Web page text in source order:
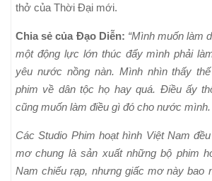
thở của Thời Đại mới.
Chia sẻ của Đạo Diễn: “Mình muốn làm
một động lực lớn thúc đẩy mình phải
yêu nước nồng nàn. Mình nhìn thấy
phim về dân tộc họ hay quá. Điều ấy
cũng muốn làm điều gì đó cho nước mình.
Các Studio Phim hoạt hình Việt Nam
mơ chung là sản xuất những bộ phim
Nam chiếu rạp, nhưng giấc mơ này bao